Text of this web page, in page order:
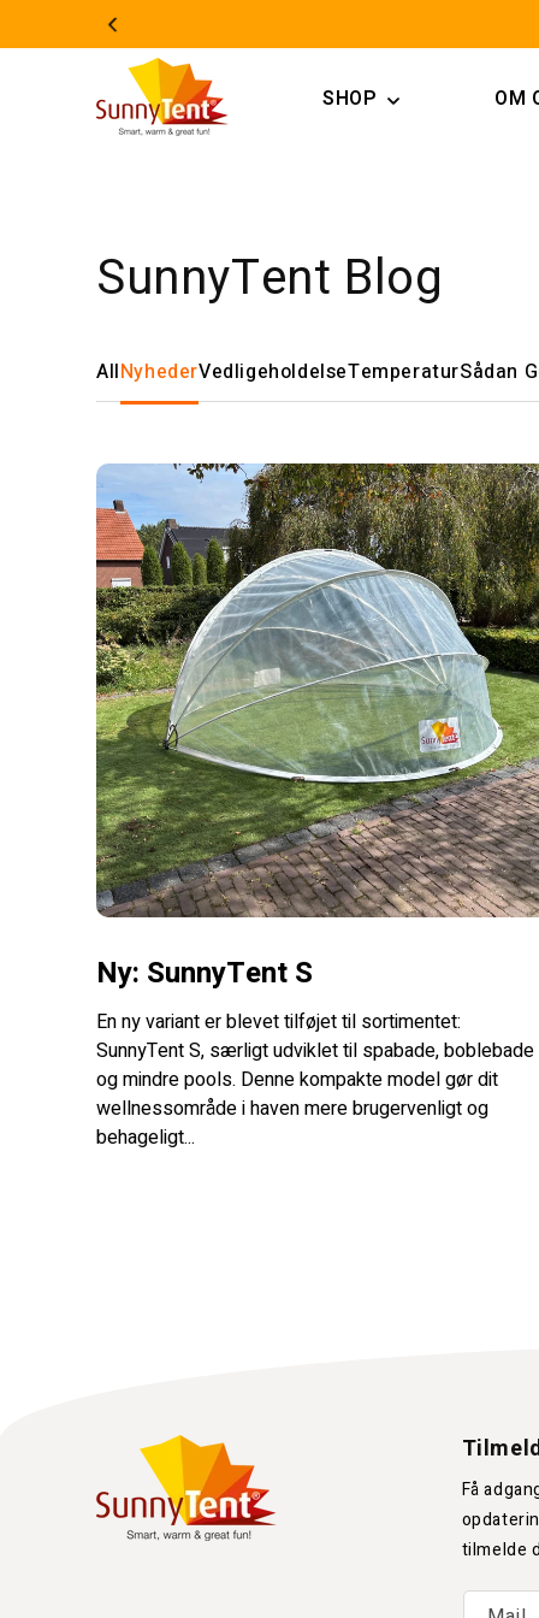
SHOP OM
SunnyTent Blog
AllNyhederVedligeholdelseTemperaturSådan
Ny: SunnyTent S
En ny variant er blevet tilføjet til sortimentet:
SunnyTent S, særligt udviklet til spabade, boblebade
og mindre pools. Denne kompakte model gør dit
wellnessområde i haven mere brugervenligt og
behageligt...
Få
tilmelde